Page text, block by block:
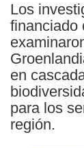
Los
financiado
en
para los
región.